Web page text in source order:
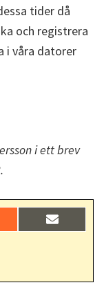
tider då
och registrera
i våra datorer
i ett brev
Dela
på
E
-
t